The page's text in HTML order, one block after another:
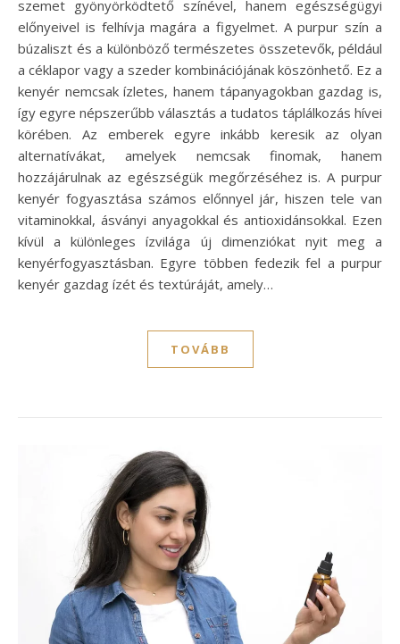
szemet gyönyörködtető színével, hanem egészségügyi
előnyeivel is felhívja magára a figyelmet. A purpur szín a
búzaliszt és a különböző természetes összetevők, például
a céklapor vagy a szeder kombinációjának köszönhető. Ez a
kenyér nemcsak ízletes, hanem tápanyagokban gazdag is,
így egyre népszerűbb választás a tudatos táplálkozás hívei
körében. Az emberek egyre inkább keresik az olyan
alternatívákat, amelyek nemcsak finomak, hanem
hozzájárulnak az egészségük megőrzéséhez is. A purpur
kenyér fogyasztása számos előnnyel jár, hiszen tele van
vitaminokkal, ásványi anyagokkal és antioxidánsokkal. Ezen
kívül a különleges ízvilága új dimenziókat nyit meg a
kenyérfogyasztásban. Egyre többen fedezik fel a purpur
kenyér gazdag ízét és textúráját, amely…
TOVÁBB